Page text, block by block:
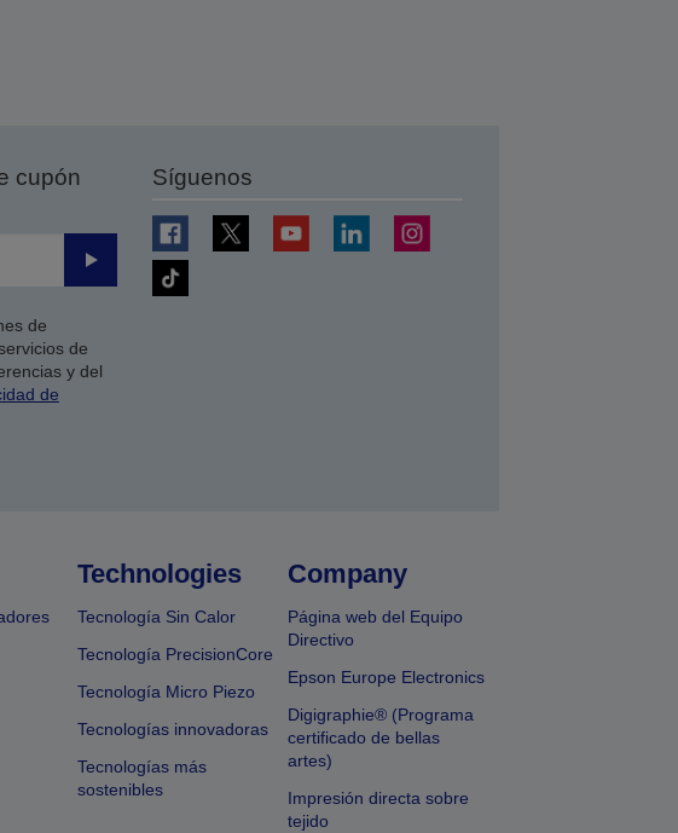
cupón
Enviar
de
de
y del
de
Síguenos
Technologies
Tecnología Sin Calor
Tecnología PrecisionCore
Tecnología Micro Piezo
Tecnologías innovadoras
Tecnologías más
sostenibles
Company
Página web del Equipo
Directivo
Epson Europe Electronics
Digigraphie® (Programa
certificado de bellas
artes)
Impresión directa sobre
tejido